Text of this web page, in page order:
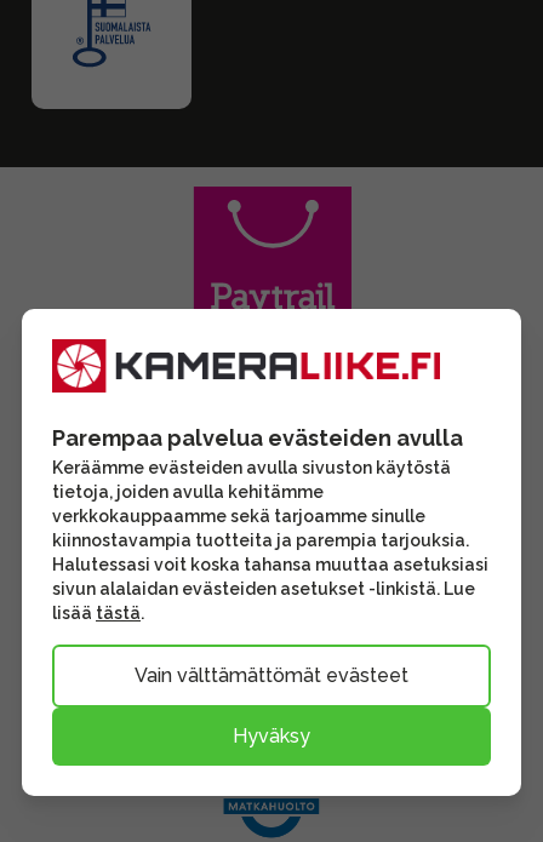
Parempaa palvelua evästeiden avulla
Keräämme evästeiden avulla sivuston käytöstä
tietoja, joiden avulla kehitämme
verkkokauppaamme sekä tarjoamme sinulle
kiinnostavampia tuotteita ja parempia tarjouksia.
Halutessasi voit koska tahansa muuttaa asetuksiasi
sivun alalaidan evästeiden asetukset -linkistä. Lue
lisää tästä.
Vain välttämättömät evästeet
Hyväksy